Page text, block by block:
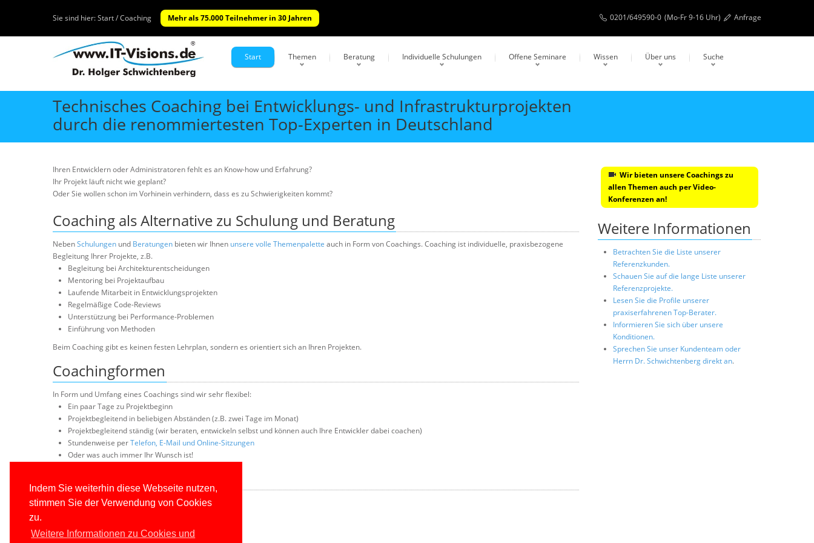
Indem Sie weiterhin diese Webseite nutzen,
stimmen Sie der Verwendung von Cookies
zu.
Weitere Informationen zu Cookies und
Sie sind hier:Start / Coaching Mehr als 75.000 Teilnehmer in 30 Jahren 0201/649590-0 (Mo-Fr 9-16 Uhr) Anfrage
Start Themen Beratung Individuelle Schulungen Offene Seminare Wissen Über uns Suche
Technisches Coaching bei Entwicklungs- und Infrastrukturprojekten
durch die renommiertesten Top-Experten in Deutschland
Ihren Entwicklern oder Administratoren fehlt es an Know-how und Erfahrung?
Ihr Projekt läuft nicht wie geplant?
Oder Sie wollen schon im Vorhinein verhindern, dass es zu Schwierigkeiten kommt?
Coaching als Alternative zu Schulung und Beratung
NebenSchulungen und Beratungen bieten wir Ihnen unsere volle Themenpalette auch in Form von Coachings. Coaching ist individuelle, praxisbezogene
Begleitung Ihrer Projekte, z.B.
Begleitung bei Architekturentscheidungen
Mentoring bei Projektaufbau
Laufende Mitarbeit in Entwicklungsprojekten
Regelmäßige Code-Reviews
Unterstützung bei Performance-Problemen
Einführung von Methoden
Beim Coaching gibt es keinen festen Lehrplan, sondern es orientiert sich an Ihren Projekten.
Coachingformen
In Form und Umfang eines Coachings sind wir sehr flexibel:
Ein paar Tage zu Projektbeginn
Projektbegleitend in beliebigen Abständen (z.B. zwei Tage im Monat)
Projektbegleitend ständig (wir beraten, entwickeln selbst und können auch Ihre Entwickler dabei coachen)
Stundenweise perTelefon, E-Mail und Online-Sitzungen
Oder was auch immer Ihr Wunsch ist!
Unverbindliche Coachinganfrage erstellen
Wir bieten unsere Coachings zu
allen Themen auch per Video-
Konferenzen an!
Weitere Informationen
Betrachten Sie die Liste unserer
Referenzkunden.
Schauen Sie auf die lange Liste unserer
Referenzprojekte.
Lesen Sie die Profile unserer
praxiserfahrenen Top-Berater.
Informieren Sie sich über unsere
Konditionen.
Sprechen Sie unser Kundenteam oder
Herrn Dr. Schwichtenberg direkt an.